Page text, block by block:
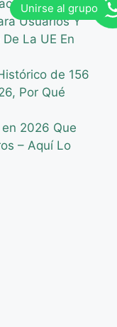
Y Precios
Usuarios Y
La UE En
de 156
Por Qué
2026 Que
– Aquí Lo